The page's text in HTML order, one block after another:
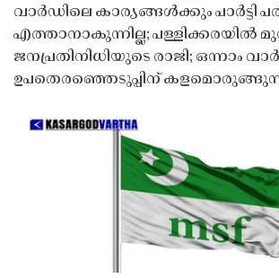
വാർഡിലെ കാര്യങ്ങൾക്കും പാർട്ടി
എത്താനാകുന്നില്ല; പള്ളിക്കരയിൽ
ജനപ്രതിനിധിയുടെ രാജി; ഒന്നാം
ഉപതെരഞ്ഞെടുപ്പിന്